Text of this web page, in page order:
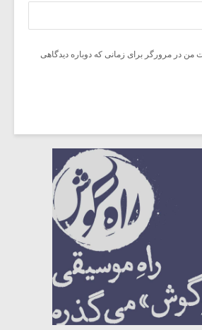
من در مرورگر برای زمانی که دوباره دیدگاهی